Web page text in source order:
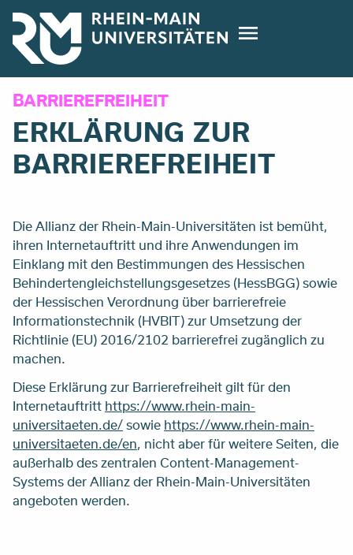
Direkt
zum
Inhalt
BARRIEREFREIHEIT
ERKLÄRUNG ZUR
BARRIEREFREIHEIT
Die Allianz der Rhein-Main-Universitäten ist bemüht,
ihren Internetauftritt und ihre Anwendungen im
Einklang mit den Bestimmungen des Hessischen
Behindertengleichstellungsgesetzes (HessBGG) sowie
der Hessischen Verordnung über barrierefreie
Informationstechnik (HVBIT) zur Umsetzung der
Richtlinie (EU) 2016/2102 barrierefrei zugänglich zu
machen.
Diese Erklärung zur Barrierefreiheit gilt für den
Internetauftritt https://www.rhein-main-
universitaeten.de/sowie https://www.rhein-main-
universitaeten.de/en, nicht aber für weitere Seiten, die
außerhalb des zentralen Content-Management-
Systems der Allianz der Rhein-Main-Universitäten
angeboten werden.